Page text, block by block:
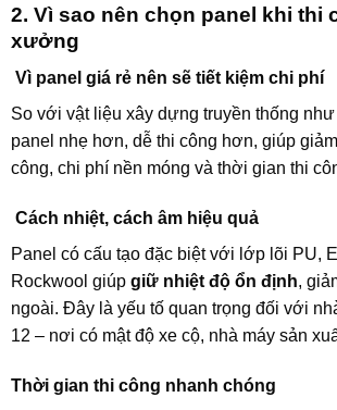
2. Vì sao nên chọn panel khi thi
xưởng
Vì panel giá rẻ nên sẽ tiết kiệm chi phí
So với vật liệu xây dựng truyền thống
panel nhẹ hơn, dễ thi công hơn, giúp
công, chi phí nền móng và thời gian thi
Cách nhiệt, cách âm hiệu quả
Panel có cấu tạo đặc biệt với lớp lõi PU,
Rockwool giúp giữ nhiệt độ ổn định,
ngoài. Đây là yếu tố quan trọng đối với
12 – nơi có mật độ xe cộ, nhà máy sản
Thời gian thi công nhanh chóng